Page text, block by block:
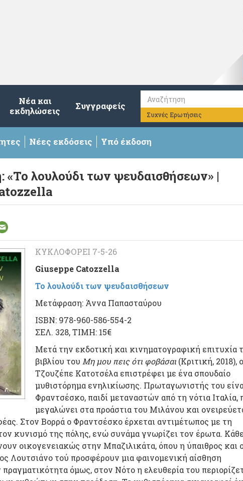
Νέα και
εκδηλώσεις
Συγγραφείς
Συχνές Ερωτήσεις
Νέες εκδόσεις Υπό έκδοση
«Το λουλούδι των ψευδαισθήσεων» |
ΚΥΚΛΟΦΟΡΕΙ 7-5-26
Giuseppe Catozzella
Το λουλούδι των ψευδαισθήσεων
Μετάφραση: Άννα Παπασταύρου
ISBN: 978-960-586-554-2
ΣΕΛ. 328, ΤΙΜΗ: 15€
Μετά την εκδοτική και κινηματογραφική επιτυχία
βιβλίου του Μη μου πεις ότι φοβάσαι (Κριτική, 2018), ο
Τζουζέπε Κατοτσέλα επιστρέφει με ένα σπουδαίο
μυθιστόρημα ενηλικίωσης. Πρωταγωνιστής του
Φραντσέσκο, παιδί μεταναστών από τη νότια Ιταλία,
μεγαλώνει στα προάστια του Μιλάνου και
Στον Βορρά ο Φραντσέσκο έρχεται αντιμέτωπος με τη
κυνισμό της πόλης, ενώ συνάμα γνωρίζει τον έρωτα. Κάθε
οικογενειακώς στην Μπαζιλικάτα, όπου η ύπαιθρος και
Λουτσιάνο τού προσφέρουν μια φαινομενική αίσθηση
πραγματικότητα όμως, στον Νότο η ελευθερία του